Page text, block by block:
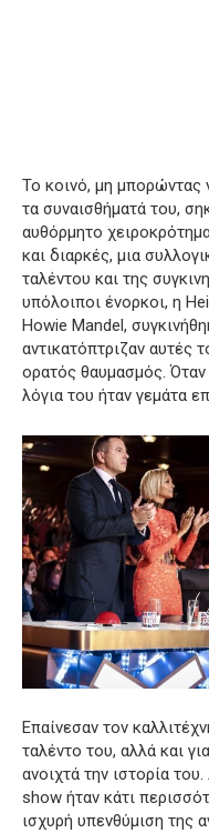
Το κοινό, μη μπορώντας
τα συναισθήματά του,
αυθόρμητο
και διαρκές, μια
ταλέντου και της
υπόλοιποι ένορκοι, η
Howie Mandel,
αντικατόπτριζαν αυτές
ορατός θαυμασμός.
λόγια του ήταν γεμάτα
Επαίνεσαν τον
ταλέντο του, αλλά και
ανοιχτά την ιστορία του.
show ήταν κάτι
ισχυρή υπενθύμιση της